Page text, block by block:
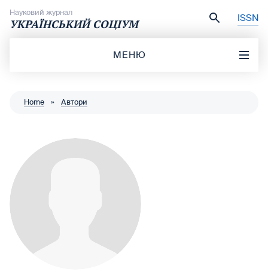
Науковий журнал
УКРАЇНСЬКИЙ СОЦІУМ ISSN
МЕНЮ
Home » Автори